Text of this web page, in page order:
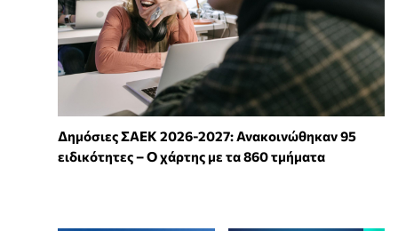
Δημόσιες ΣΑΕΚ 2026-2027: Ανακοινώθηκαν 95
ειδικότητες – Ο χάρτης με τα 860 τμήματα